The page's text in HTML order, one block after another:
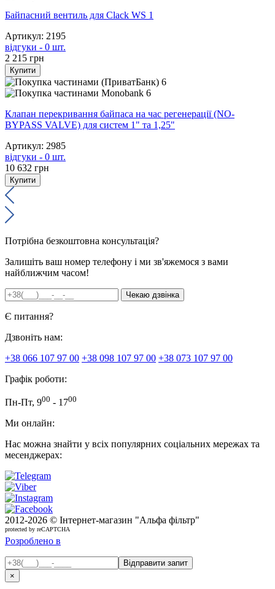
Байпасний вентиль для Clack WS 1
Артикул: 2195
відгуки - 0 шт.
2 215 грн
Купити
6
6
Клапан перекривання байпаса на час регенерації (NO-
BYPASS VALVE) для систем 1" та 1,25"
Артикул: 2985
відгуки - 0 шт.
10 632 грн
Купити
Потрібна безкоштовна консультація?
Залишіть ваш номер телефону і ми зв'яжемося з вами
найближчим часом!
Є питання?
Дзвоніть нам:
+38 066 107 97 00 +38 098 107 97 00 +38 073 107 97 00
Графік роботи:
Пн-Пт, 900 - 1700
Ми онлайн:
Нас можна знайти у всіх популярних соціальних мережах та
месенджерах:
2012-2026 © Інтернет-магазин "Альфа фільтр"
protected by reCAPTCHA
Розроблено в
×